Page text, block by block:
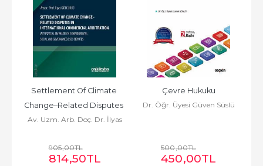
Settlement Of Climate
Change–Related Disputes
in International...
Av. Uzm. Arb. Doç. Dr. İlyas
905,00TL
814,50TL
Çevre Hukuku
Dr. Öğr. Üyesi Güven Süslü
500,00TL
450,00TL